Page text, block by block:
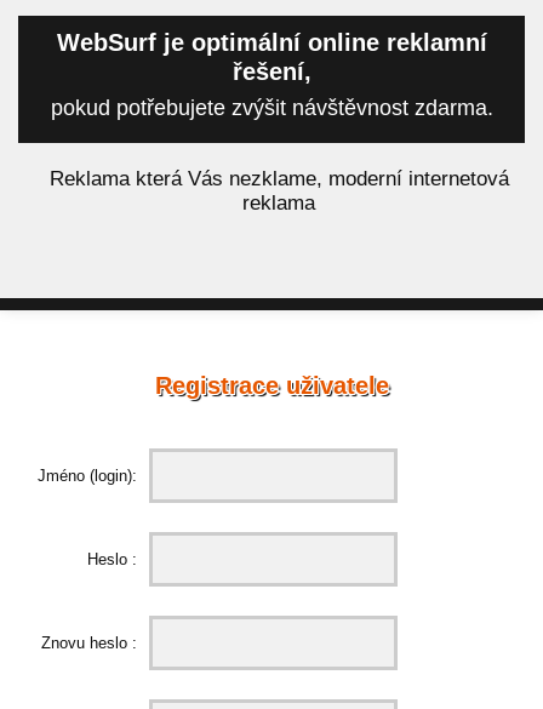
WebSurf je optimální online reklamní
řešení,
pokud potřebujete zvýšit návštěvnost zdarma.
Reklama která Vás nezklame, moderní internetová
reklama
Registrace uživatele
Jméno (login):
Heslo :
Znovu heslo :